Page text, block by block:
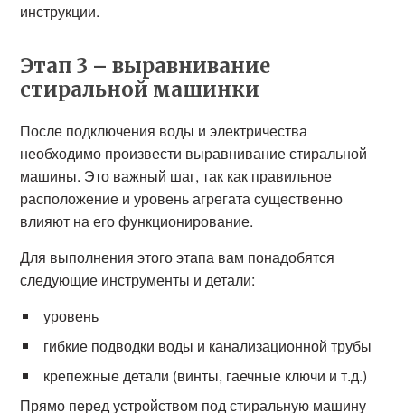
инструкции.
Этап 3 – выравнивание
стиральной машинки
После подключения воды и электричества
необходимо произвести выравнивание стиральной
машины. Это важный шаг, так как правильное
расположение и уровень агрегата существенно
влияют на его функционирование.
Для выполнения этого этапа вам понадобятся
следующие инструменты и детали:
уровень
гибкие подводки воды и канализационной трубы
крепежные детали (винты, гаечные ключи и т.д.)
Прямо перед устройством под стиральную машину